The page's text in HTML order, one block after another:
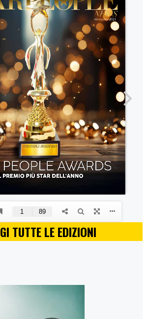
TUTTE LE EDIZIONI